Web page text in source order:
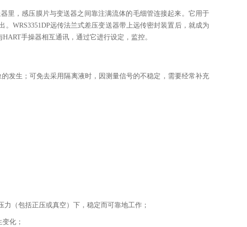
里，感压膜片与变送器之间靠注满流体的毛细管连接起来。它用于
WRS3351DP远传法兰式差压变送器带上远传密封装置后，就成为
手操器相互通讯，通过它进行设定，监控。
发生；可免去采用隔离液时，因测量信号的不稳定，需要经常补充
（包括正压或真空）下，稳定而可靠地工作；
化；